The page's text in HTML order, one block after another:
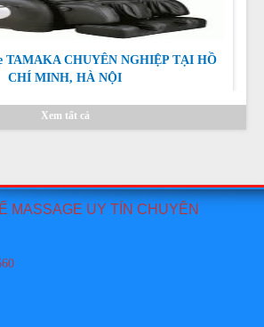
TAMAKA CHUYÊN NGHIỆP TẠI HỒ
CHÍ MINH, HÀ NỘI
Chi tiết
Xem tất cả
MASSAGE UY TÍN CHUYÊN